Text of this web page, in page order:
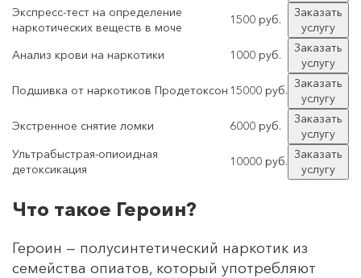
Экспресс-тест на определение
наркотических веществ в моче
1500 руб.
Заказать
услугу
Анализ крови на наркотики
1000 руб.
Заказать
услугу
Подшивка от наркотиков Продетоксон 15000 руб. Заказать
услугу
Экстренное снятие ломки
6000 руб.
Заказать
услугу
Ультрабыстрая-опиоидная
детоксикация
10000 руб. Заказать
услугу
Что такое Героин?
Героин — полусинтетический наркотик из
семейства опиатов, который употребляют